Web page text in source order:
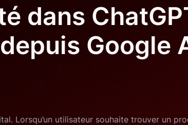
dans
Google
Lorsqu’un utilisateur souhaite trouver un